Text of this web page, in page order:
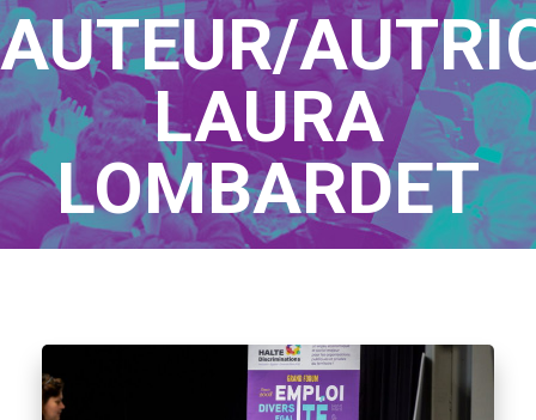
AUTEUR/
LAURA
LOMBARDET